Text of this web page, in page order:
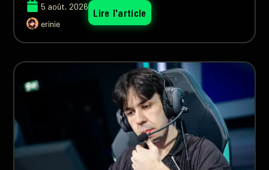
5 août, 2026
erinie
Lire l'article